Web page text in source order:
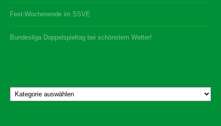
Fest-Wochenende im SSVE
Bundesliga Doppelspieltag bei schönstem Wetter!
Kategorien